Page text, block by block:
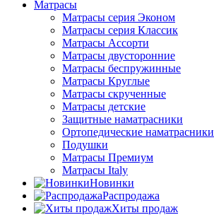
Матрасы
Матрасы серия Эконом
Матрасы серия Классик
Матрасы Ассорти
Матрасы двусторонние
Матрасы беспружинные
Матрасы Круглые
Матрасы скрученные
Матрасы детские
Защитные наматрасники
Ортопедические наматрасники
Подушки
Матрасы Премиум
Матрасы Italy
Новинки
Распродажа
Хиты продаж